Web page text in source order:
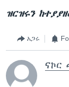
ዝርዝሩን
አጋሩ
ናኮር